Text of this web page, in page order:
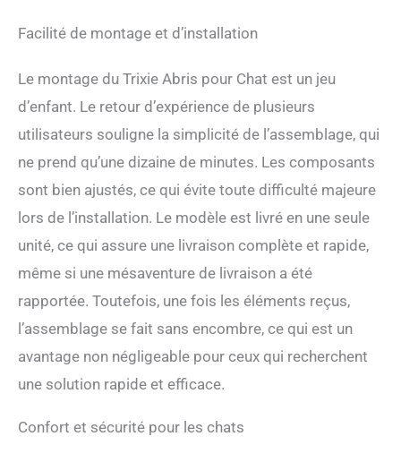
Facilité de montage et d’installation
Le montage du Trixie Abris pour Chat est un jeu
d’enfant. Le retour d’expérience de plusieurs
utilisateurs souligne la simplicité de l’assemblage, qui
ne prend qu’une dizaine de minutes. Les composants
sont bien ajustés, ce qui évite toute difficulté majeure
lors de l’installation. Le modèle est livré en une seule
unité, ce qui assure une livraison complète et rapide,
même si une mésaventure de livraison a été
rapportée. Toutefois, une fois les éléments reçus,
l’assemblage se fait sans encombre, ce qui est un
avantage non négligeable pour ceux qui recherchent
une solution rapide et efficace.
Confort et sécurité pour les chats